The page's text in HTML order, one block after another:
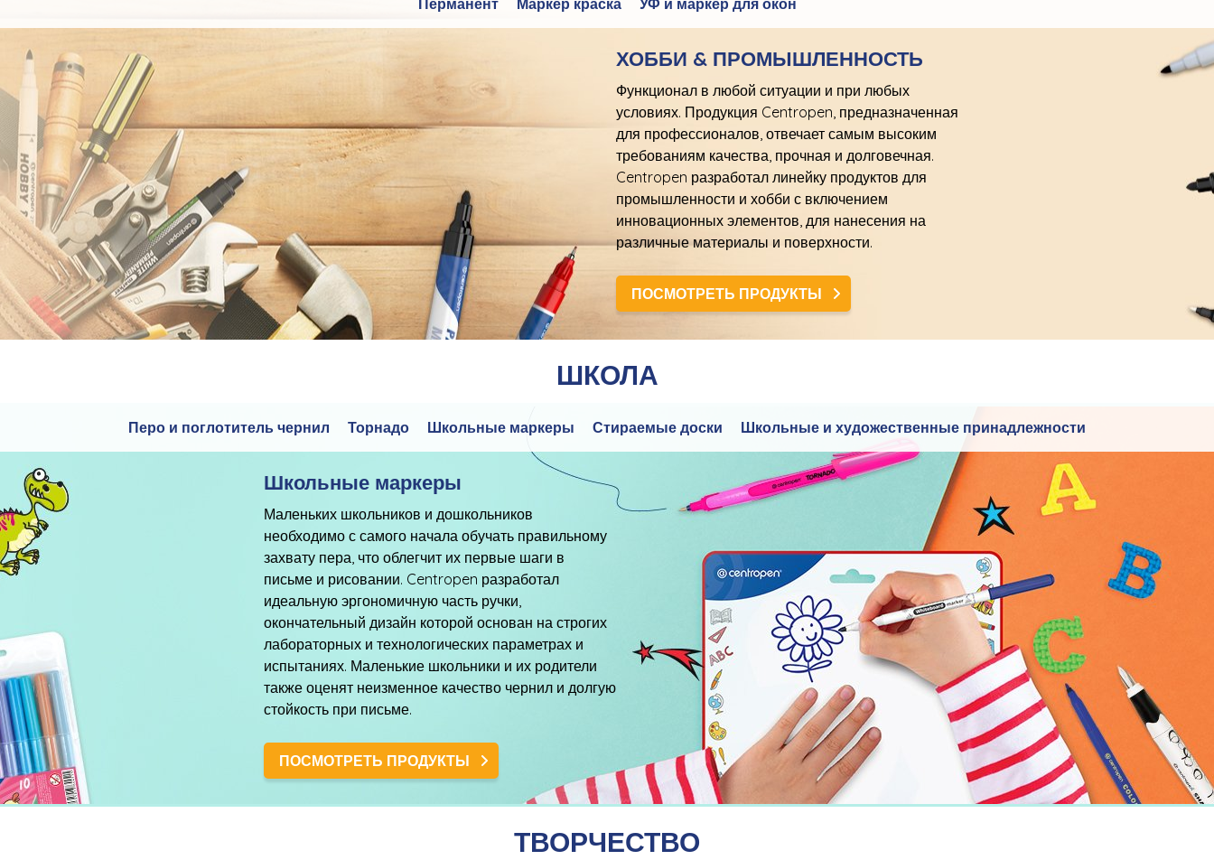
Перманент Маркер краска УФ и маркер для окон
ХОББИ & ПРОМЫШЛЕННОСТЬ
Функционал в любой ситуации и при любых
условиях. Продукция Centropen, предназначенная
для профессионалов, отвечает самым высоким
требованиям качества, прочная и долговечная.
Centropen разработал линейку продуктов для
промышленности и хобби с включением
инновационных элементов, для нанесения на
различные материалы и поверхности.
ПОСМОТРЕТЬ ПРОДУКТЫ
ШКОЛА
Перо и поглотитель чернил Торнадо Школьные маркеры Стираемые доски Школьные и художественные принадлежности
Школьные маркеры
Маленьких школьников и дошкольников
необходимо с самого начала обучать правильному
захвату пера, что облегчит их первые шаги в
письме и рисовании. Centropen разработал
идеальную эргономичную часть ручки,
окончательный дизайн которой основан на строгих
лабораторных и технологических параметрах и
испытаниях. Маленькие школьники и их родители
также оценят неизменное качество чернил и долгую
стойкость при письме.
ПОСМОТРЕТЬ ПРОДУКТЫ
ТВОРЧЕСТВО